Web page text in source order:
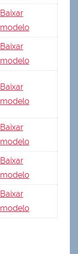
Baixar
modelo
Baixar
modelo
Baixar
modelo
Baixar
modelo
Baixar
modelo
Baixar
modelo